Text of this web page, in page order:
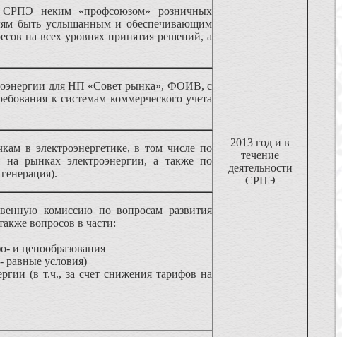
2013 год и в
течение
деятельности
СРПЭ
СРПЭ неким «профсоюзом» розничных
быть услышанным и обеспечивающим
на всех уровнях принятия решений, а
для НП «Совет рынка», ФОИВ, с
к системам коммерческого учета
в электроэнергетике, в том числе по
на рынках электроэнергии, а также по
комиссию по вопросам развития
вопросов в части:
и ценообразования
равные условия)
(в т.ч., за счет снижения тарифов на